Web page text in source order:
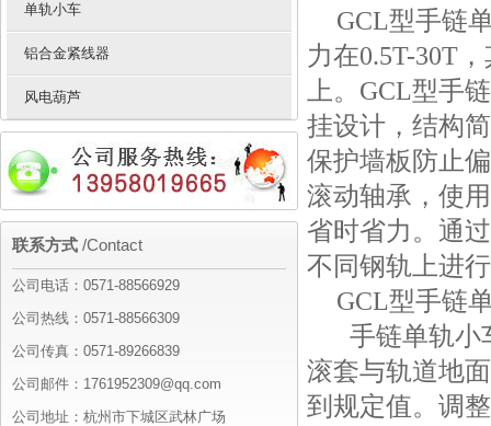
GCL型手链
力在0.5T-30T
上。GCL型手
挂设计，结构
保护墙板防止
滚动轴承，使
省时省力。通
不同钢轨上进
GCL型手链
手链单轨小
滚套与轨道地
到规定值。调
单轨小车
铝合金紧线器
风电葫芦
联系方式 /Contact
公司电话：0571-88566929
公司热线：0571-88566309
公司传真：0571-89266839
公司邮件：1761952309@qq.com
公司地址：杭州市下城区武林广场